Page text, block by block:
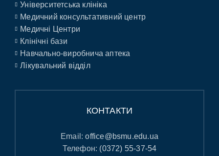
Університетська клініка
Медичний консультативний центр
Медичні Центри
Клінічні бази
Навчально-виробнича аптека
Лікувальний відділ
КОНТАКТИ
Email:office@bsmu.edu.ua
Телефон: (0372) 55-37-54